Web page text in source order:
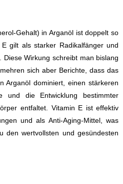
Gehalt) in Arganöl ist doppelt so
E gilt als starker Radikalfänger und
Diese Wirkung schreibt man bislang
sich aber Berichte, dass das
Arganöl dominiert, einen stärkeren
und die Entwicklung bestimmter
entfaltet. Vitamin E ist effektiv
und als Anti-Aging-Mittel, was
den wertvollsten und gesündesten